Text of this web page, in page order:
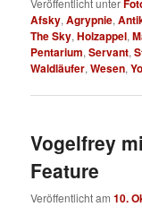
Veröffentlicht unter
Afsky,Agrypnie,
The Sky,Holzappel,
Pentarium,Servant,
Waldläufer,Wesen,
Vogelfrey
Feature
Veröffentlicht am10.